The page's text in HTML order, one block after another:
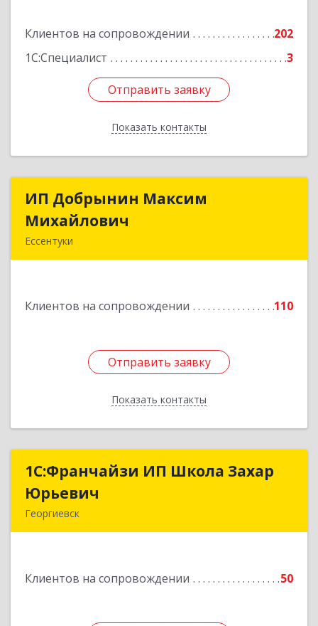
Клиентов на сопровождении
202
1С:Специалист
3
Отправить заявку
Показать контакты
Подробнее
Отправить заявку
Назад
ИП Добрынин Максим
Михайлович
Ессентуки
Клиентов на сопровождении 110
Отправить заявку
Показать контакты
ИП Добрынин Максим
Подробнее
Отправить заявку
Назад
1С:Франчайзи ИП Школа Захар
Юрьевич
Георгиевск
Клиентов на сопровождении 50
1С:Франчайзи ИП Школа Захар